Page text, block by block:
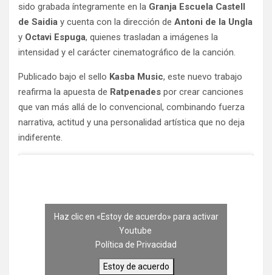
sido grabada íntegramente en la Granja Escuela Castell
de Saidia y cuenta con la dirección de Antoni de la Ungla
y Octavi Espuga, quienes trasladan a imágenes la
intensidad y el carácter cinematográfico de la canción.
Publicado bajo el sello Kasba Music, este nuevo trabajo
reafirma la apuesta de Ratpenades por crear canciones
que van más allá de lo convencional, combinando fuerza
narrativa, actitud y una personalidad artística que no deja
indiferente.
Haz clic en «Estoy de acuerdo» para activar
Youtube
Política de Privacidad
Estoy de acuerdo